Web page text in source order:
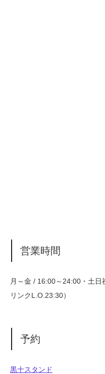
営業時間
月～金 / 16:00～24:00・土
リンクL.O.23:30）
予約
黒十スタンド